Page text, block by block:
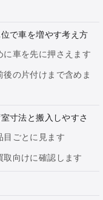
で車を増やす考え方
車を先に押さえます
の片付けまで含めま
寸法と搬入しやすさ
目ごとに見ます
向けに確認します